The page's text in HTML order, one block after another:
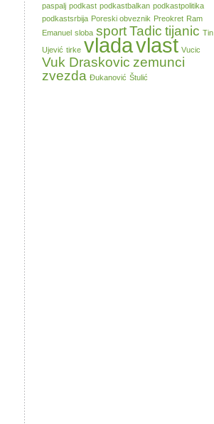
paspalj podkast podkastbalkan podkastpolitika
podkastsrbija Poreski obveznik Preokret Ram
Emanuel sloba sportTadic tijanic Tin
Ujević tirke vladavlast Vucic
Vuk Draskovic zemunci
zvezda Đukanović Štulić